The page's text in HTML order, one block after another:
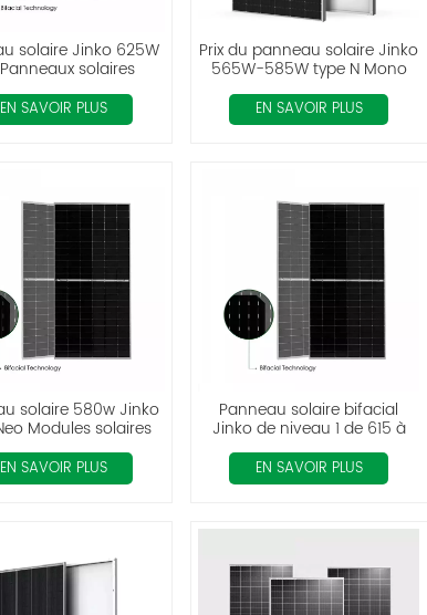
solaire Jinko 625W
solaires
bifaciaux
EN SAVOIR PLUS
Prix du panneau solaire Jinko
565W-585W type N Mono
Perc Tiger Neo
EN SAVOIR PLUS
solaire 580w Jinko
Modules solaires
de type N avec
double verre
EN SAVOIR PLUS
Panneau solaire bifacial
Jinko de niveau 1 de 615 à
635 W
EN SAVOIR PLUS